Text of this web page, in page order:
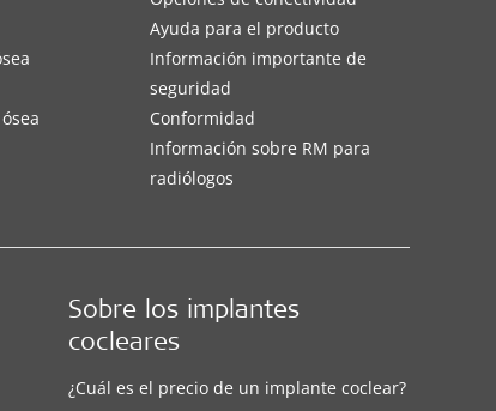
Ayuda para el producto
Información importante de
seguridad
Conformidad
Información sobre RM para
radiólogos
Sobre los implantes
cocleares
¿Cuál es el precio de un implante coclear?